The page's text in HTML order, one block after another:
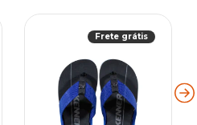
Frete grátis